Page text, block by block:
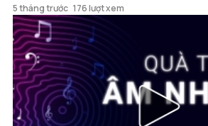
5 tháng trước 176 lượt xem